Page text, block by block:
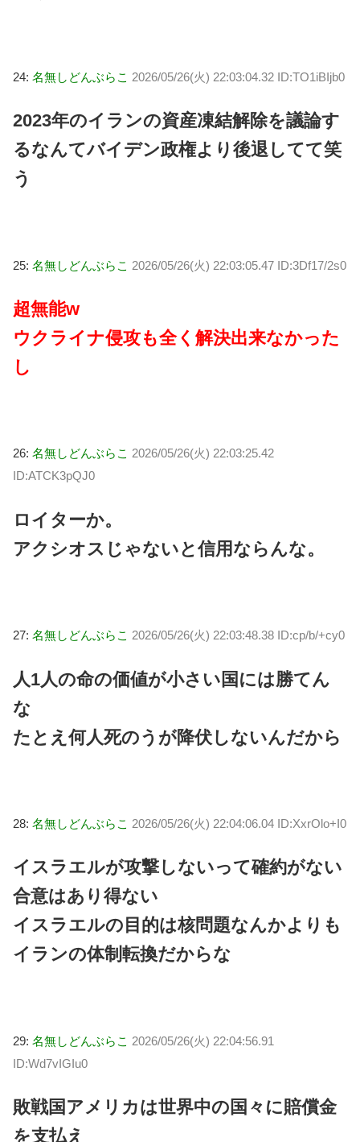
24: 名無しどんぶらこ 2026/05/26(火) 22:03:04.32 ID:TO1iBIjb0
2023年のイランの資産凍結解除を議論す
るなんてバイデン政権より後退してて笑
う
25: 名無しどんぶらこ 2026/05/26(火) 22:03:05.47 ID:3Df17/2s0
超無能w
ウクライナ侵攻も全く解決出来なかった
し
26: 名無しどんぶらこ 2026/05/26(火) 22:03:25.42
ID:ATCK3pQJ0
ロイターか。
アクシオスじゃないと信用ならんな。
27: 名無しどんぶらこ 2026/05/26(火) 22:03:48.38 ID:cp/b/+cy0
人1人の命の価値が小さい国には勝てん
な
たとえ何人死のうが降伏しないんだから
28: 名無しどんぶらこ 2026/05/26(火) 22:04:06.04 ID:XxrOlo+I0
イスラエルが攻撃しないって確約がない
合意はあり得ない
イスラエルの目的は核問題なんかよりも
イランの体制転換だからな
29: 名無しどんぶらこ 2026/05/26(火) 22:04:56.91
ID:Wd7vIGIu0
敗戦国アメリカは世界中の国々に賠償金
を支払え